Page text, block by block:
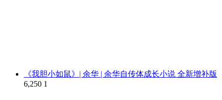
《我胆小如鼠》| 余华 | 余华自传体成长小说 全新增补版
6,250 1